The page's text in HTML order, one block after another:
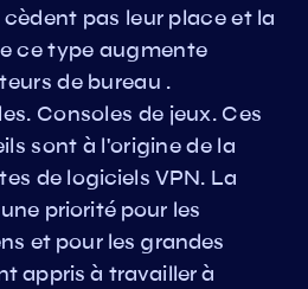
pas leur place et la
ce type augmente
de bureau .
Consoles de jeux. Ces
sont à l'origine de la
de logiciels VPN. La
priorité pour les
et pour les grandes
appris à travailler à